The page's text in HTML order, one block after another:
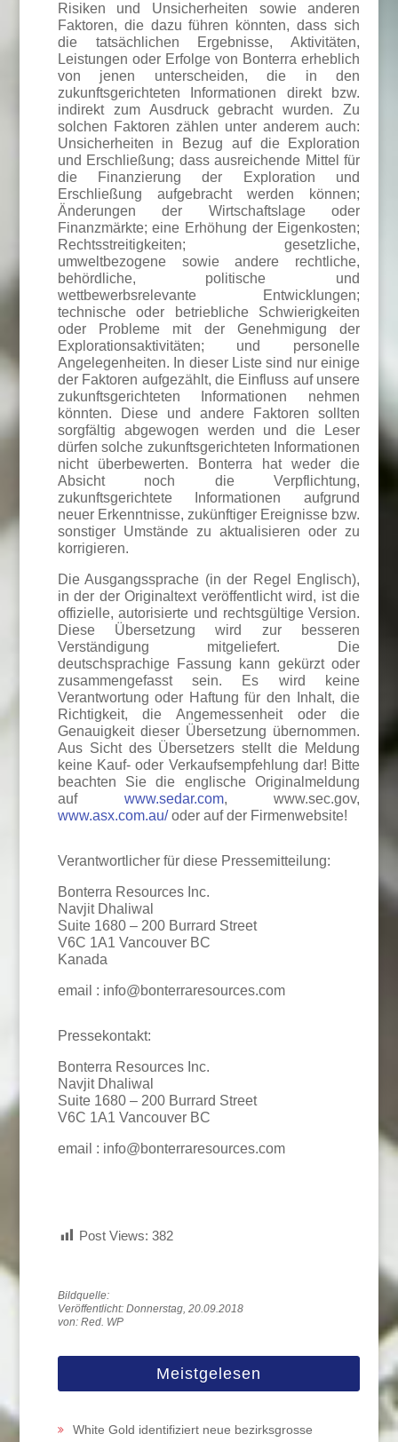
Risiken und Unsicherheiten sowie anderen
Faktoren, die dazu führen könnten, dass sich
die tatsächlichen Ergebnisse, Aktivitäten,
Leistungen oder Erfolge von Bonterra erheblich
von jenen unterscheiden, die in den
zukunftsgerichteten Informationen direkt bzw.
indirekt zum Ausdruck gebracht wurden. Zu
solchen Faktoren zählen unter anderem auch:
Unsicherheiten in Bezug auf die Exploration
und Erschließung; dass ausreichende Mittel für
die Finanzierung der Exploration und
Erschließung aufgebracht werden können;
Änderungen der Wirtschaftslage oder
Finanzmärkte; eine Erhöhung der Eigenkosten;
Rechtsstreitigkeiten; gesetzliche,
umweltbezogene sowie andere rechtliche,
behördliche, politische und
wettbewerbsrelevante Entwicklungen;
technische oder betriebliche Schwierigkeiten
oder Probleme mit der Genehmigung der
Explorationsaktivitäten; und personelle
Angelegenheiten. In dieser Liste sind nur einige
der Faktoren aufgezählt, die Einfluss auf unsere
zukunftsgerichteten Informationen nehmen
könnten. Diese und andere Faktoren sollten
sorgfältig abgewogen werden und die Leser
dürfen solche zukunftsgerichteten Informationen
nicht überbewerten. Bonterra hat weder die
Absicht noch die Verpflichtung,
zukunftsgerichtete Informationen aufgrund
neuer Erkenntnisse, zukünftiger Ereignisse bzw.
sonstiger Umstände zu aktualisieren oder zu
korrigieren.
Die Ausgangssprache (in der Regel Englisch),
in der der Originaltext veröffentlicht wird, ist die
offizielle, autorisierte und rechtsgültige Version.
Diese Übersetzung wird zur besseren
Verständigung mitgeliefert. Die
deutschsprachige Fassung kann gekürzt oder
zusammengefasst sein. Es wird keine
Verantwortung oder Haftung für den Inhalt, die
Richtigkeit, die Angemessenheit oder die
Genauigkeit dieser Übersetzung übernommen.
Aus Sicht des Übersetzers stellt die Meldung
keine Kauf- oder Verkaufsempfehlung dar! Bitte
beachten Sie die englische Originalmeldung
auf www.sedar.com, www.sec.gov,
www.asx.com.au/oder auf der Firmenwebsite!
Verantwortlicher für diese Pressemitteilung:
Bonterra Resources Inc.
Navjit Dhaliwal
Suite 1680 – 200 Burrard Street
V6C 1A1 Vancouver BC
Kanada
email : info@bonterraresources.com
Pressekontakt:
Bonterra Resources Inc.
Navjit Dhaliwal
Suite 1680 – 200 Burrard Street
V6C 1A1 Vancouver BC
email : info@bonterraresources.com
Post Views: 382
Veröffentlicht: Donnerstag, 20.09.2018
von: Red. WP
Meistgelesen
White Gold identifiziert neue bezirksgrosse